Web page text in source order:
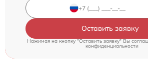
Оставить заявку
Нажимая на кнопку "Оставить заявку" Вы
конфиденциальности